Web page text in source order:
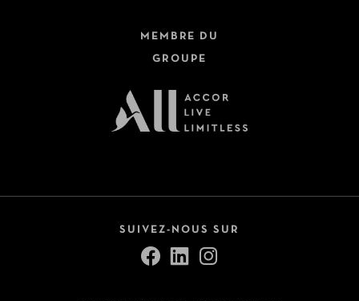
MEMBRE DU
GROUPE
SUIVEZ-NOUS SUR